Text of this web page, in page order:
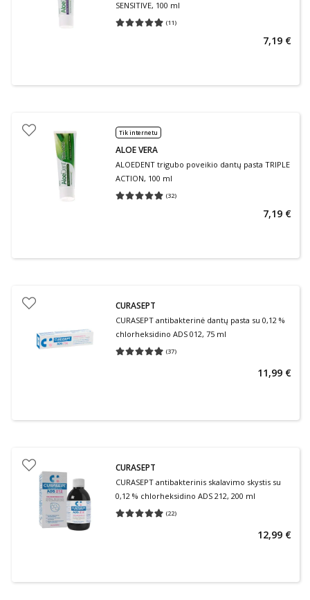
SENSITIVE, 100 ml
(11)
Vidutinis įvertinimas 4.91
7,19 €
Tik internetu
ALOE VERA
ALOEDENT trigubo poveikio dantų pasta TRIPLE
ACTION, 100 ml
(32)
Vidutinis įvertinimas 4.84
7,19 €
CURASEPT
CURASEPT antibakterinė dantų pasta su 0,12 %
chlorheksidino ADS 012, 75 ml
(37)
Vidutinis įvertinimas 4.97
11,99 €
CURASEPT
CURASEPT antibakterinis skalavimo skystis su
0,12 % chlorheksidino ADS 212, 200 ml
(22)
Vidutinis įvertinimas 4.95
12,99 €